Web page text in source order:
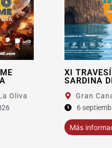
A NADO
DE GÁLDAR
Canaria,
Gáldar
2026